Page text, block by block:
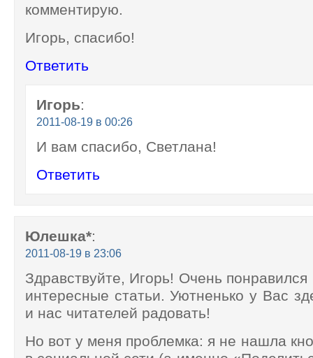
комментирую.
Игорь, спасибо!
Ответить
Игорь:
2011-08-19 в 00:26
И вам спасибо, Светлана!
Ответить
Юлешка*:
2011-08-19 в 23:06
Здравствуйте, Игорь! Очень
интересные статьи. Уютненько у Вас
и нас читателей радовать!
Но вот у меня проблемка: я не нашла